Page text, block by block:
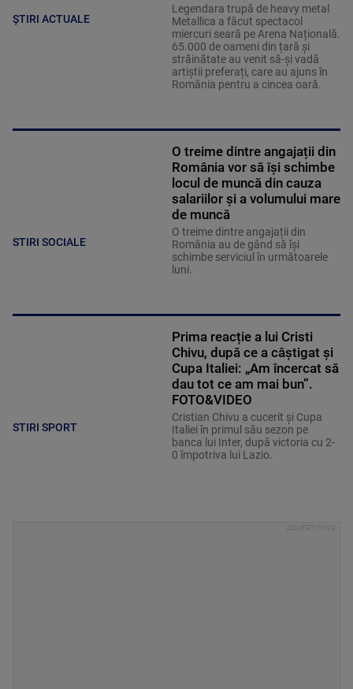
ȘTIRI ACTUALE
Legendara trupă de heavy metal
Metallica a făcut spectacol
miercuri seară pe Arena Națională.
65.000 de oameni din țară și
străinătate au venit să-și vadă
artiștii preferați, care au ajuns în
România pentru a cincea oară.
STIRI SOCIALE
O treime dintre angajații din
România vor să își schimbe
locul de muncă din cauza
salariilor și a volumului mare
de muncă
O treime dintre angajații din
România au de gând să își
schimbe serviciul în următoarele
luni.
STIRI SPORT
Prima reacție a lui Cristi
Chivu, după ce a câștigat și
Cupa Italiei: „Am încercat să
dau tot ce am mai bun”.
FOTO&VIDEO
Cristian Chivu a cucerit și Cupa
Italiei în primul său sezon pe
banca lui Inter, după victoria cu 2-
0 împotriva lui Lazio.